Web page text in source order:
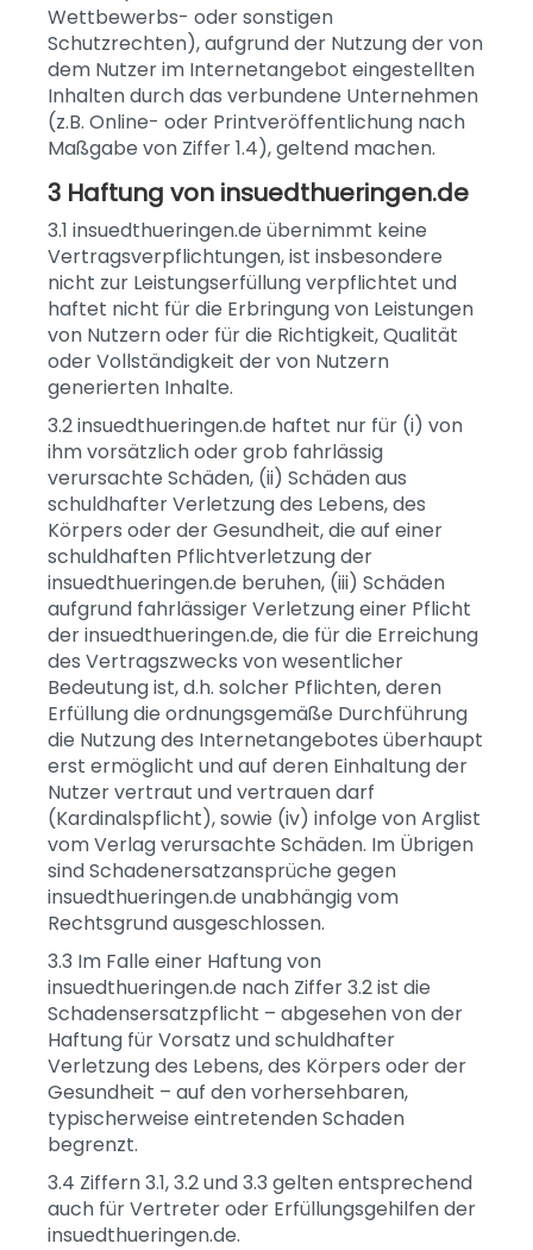
Wettbewerbs- oder sonstigen
Schutzrechten), aufgrund der Nutzung der von
dem Nutzer im Internetangebot eingestellten
Inhalten durch das verbundene Unternehmen
(z.B. Online- oder Printveröffentlichung nach
Maßgabe von Ziffer 1.4), geltend machen.
3 Haftung von insuedthueringen.de
3.1 insuedthueringen.de übernimmt keine
Vertragsverpflichtungen, ist insbesondere
nicht zur Leistungserfüllung verpflichtet und
haftet nicht für die Erbringung von Leistungen
von Nutzern oder für die Richtigkeit, Qualität
oder Vollständigkeit der von Nutzern
generierten Inhalte.
3.2 insuedthueringen.de haftet nur für (i) von
ihm vorsätzlich oder grob fahrlässig
verursachte Schäden, (ii) Schäden aus
schuldhafter Verletzung des Lebens, des
Körpers oder der Gesundheit, die auf einer
schuldhaften Pflichtverletzung der
insuedthueringen.de beruhen, (iii) Schäden
aufgrund fahrlässiger Verletzung einer Pflicht
der insuedthueringen.de, die für die Erreichung
des Vertragszwecks von wesentlicher
Bedeutung ist, d.h. solcher Pflichten, deren
Erfüllung die ordnungsgemäße Durchführung
die Nutzung des Internetangebotes überhaupt
erst ermöglicht und auf deren Einhaltung der
Nutzer vertraut und vertrauen darf
(Kardinalspflicht), sowie (iv) infolge von Arglist
vom Verlag verursachte Schäden. Im Übrigen
sind Schadenersatzansprüche gegen
insuedthueringen.de unabhängig vom
Rechtsgrund ausgeschlossen.
3.3 Im Falle einer Haftung von
insuedthueringen.de nach Ziffer 3.2 ist die
Schadensersatzpflicht – abgesehen von der
Haftung für Vorsatz und schuldhafter
Verletzung des Lebens, des Körpers oder der
Gesundheit – auf den vorhersehbaren,
typischerweise eintretenden Schaden
begrenzt.
3.4 Ziffern 3.1, 3.2 und 3.3 gelten entsprechend
auch für Vertreter oder Erfüllungsgehilfen der
insuedthueringen.de.